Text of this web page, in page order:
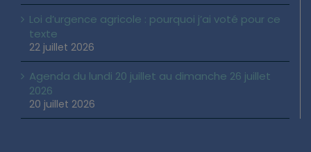
Loi d’urgence agricole : pourquoi j’ai voté pour ce
texte
22 juillet 2026
Agenda du lundi 20 juillet au dimanche 26 juillet
2026
20 juillet 2026